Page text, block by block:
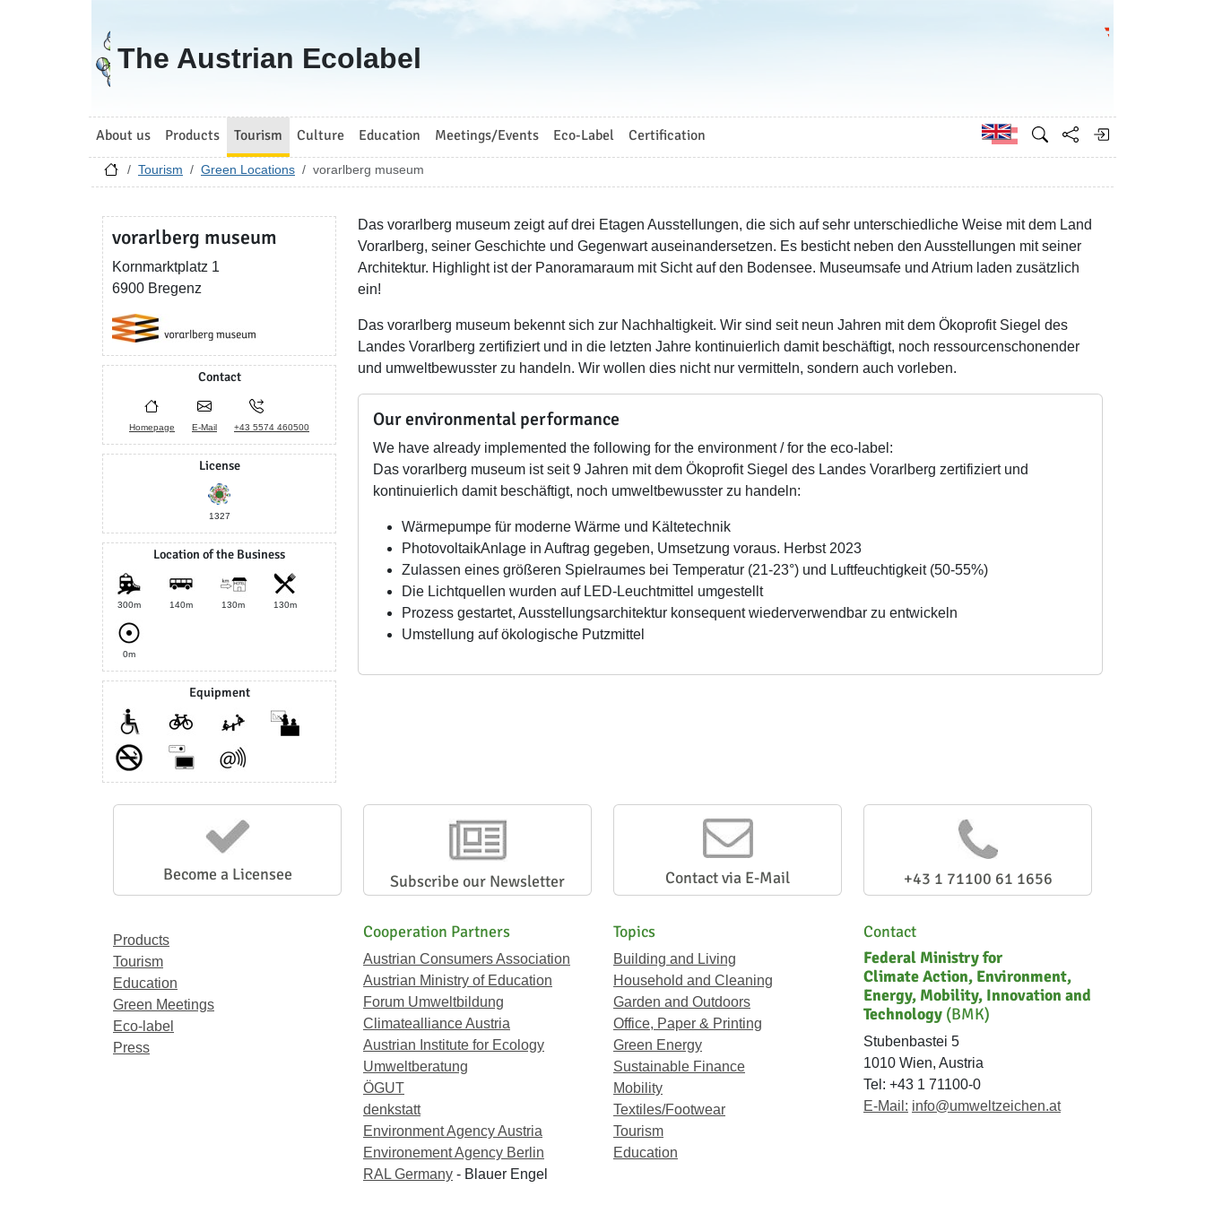
Go to homepage
The Austrian Ecolabel
Go to the
About us Products Tourism Culture Education Meetings/Events Eco-Label Certification German
Tourism Green Locations vorarlberg museum
vorarlberg museum
Kornmarktplatz 1
6900 Bregenz
Contact
Homepage E-Mail +43 5574 460500
License
1327
Location of the Business
300m 140m 130m 130m
0m
Equipment
Das vorarlberg museum zeigt auf drei Etagen Ausstellungen, die sich auf sehr unterschiedliche Weise mit dem Land
Vorarlberg, seiner Geschichte und Gegenwart auseinandersetzen. Es besticht neben den Ausstellungen mit seiner
Architektur. Highlight ist der Panoramaraum mit Sicht auf den Bodensee. Museumsafe und Atrium laden zusätzlich
ein!
Das vorarlberg museum bekennt sich zur Nachhaltigkeit. Wir sind seit neun Jahren mit dem Ökoprofit Siegel des
Landes Vorarlberg zertifiziert und in die letzten Jahre kontinuierlich damit beschäftigt, noch ressourcenschonender
und umweltbewusster zu handeln. Wir wollen dies nicht nur vermitteln, sondern auch vorleben.
Our environmental performance
We have already implemented the following for the environment / for the eco-label:
Das vorarlberg museum ist seit 9 Jahren mit dem Ökoprofit Siegel des Landes Vorarlberg zertifiziert und
kontinuierlich damit beschäftigt, noch umweltbewusster zu handeln:
Wärmepumpe für moderne Wärme und Kältetechnik
PhotovoltaikAnlage in Auftrag gegeben, Umsetzung voraus. Herbst 2023
Zulassen eines größeren Spielraumes bei Temperatur (21-23°) und Luftfeuchtigkeit (50-55%)
Die Lichtquellen wurden auf LED-Leuchtmittel umgestellt
Prozess gestartet, Ausstellungsarchitektur konsequent wiederverwendbar zu entwickeln
Umstellung auf ökologische Putzmittel
Become a Licensee Subscribe our Newsletter Contact via E-Mail +43 1 71100 61 1656
Products
Tourism
Education
Green Meetings
Eco-label
Press
Cooperation Partners
Austrian Consumers Association
Austrian Ministry of Education
Forum Umweltbildung
Climatealliance Austria
Austrian Institute for Ecology
Umweltberatung
ÖGUT
denkstatt
Environment Agency Austria
Environement Agency Berlin
RAL Germany - Blauer Engel
Topics
Building and Living
Household and Cleaning
Garden and Outdoors
Office, Paper & Printing
Green Energy
Sustainable Finance
Mobility
Textiles/Footwear
Tourism
Education
Contact
Federal Ministry for
Climate Action, Environment,
Energy, Mobility, Innovation and
Technology (BMK)
Stubenbastei 5
1010 Wien, Austria
Tel: +43 1 71100-0
E-Mail: info@umweltzeichen.at